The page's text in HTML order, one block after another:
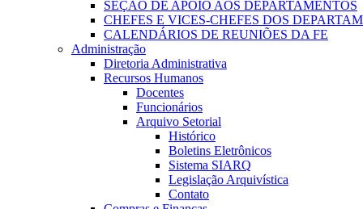
SEÇÃO DE APOIO AOS DEPARTAMENTOS
CHEFES E VICES-CHEFES DOS
CALENDÁRIOS DE REUNIÕES DA FE
Administração
Diretoria Administrativa
Recursos Humanos
Docentes
Funcionários
Arquivo Setorial
Histórico
Boletins Eletrônicos
Sistema SIARQ
Legislação Arquivística
Contato